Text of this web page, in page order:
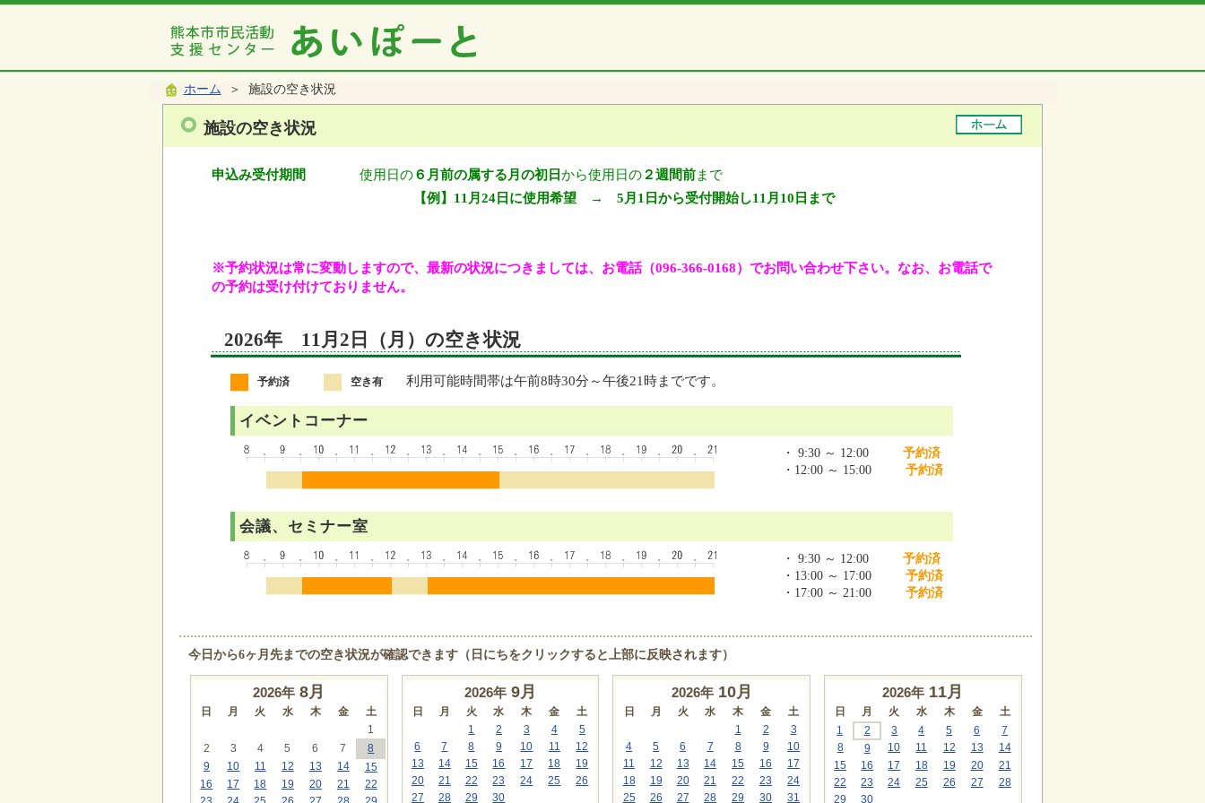
ホーム ＞ 施設の空き状況
施設の空き状況
申込み受付期間 使用日の６月前の属する月の初日から使用日の ２週間前まで
【例】11月24日に使用希望 → 5月1日から受付開始し11月10日まで
※予約状況は常に変動しますので、最新の状況につきましては、お電話（096-366-0168）でお問い合わせ下さい。なお、お電話で
の予約は受け付けておりません。
2026年 11月2日（月）の空き状況
予約済 空き有 利用可能時間帯は午前8時30分～午後21時までです。
イベントコーナー
・ 9:30 ～ 12:00
予約済
・12:00 ～ 15:00
予約済
会議、セミナー室
・ 9:30 ～ 12:00
予約済
・13:00 ～ 17:00
予約済
・17:00 ～ 21:00
予約済
今日から6ヶ月先までの空き状況が確認できます（日にちをクリックすると上部に反映されます）
2026年 8月
日 月 火 水 木 金
土
1
2
3 4 5 6 7
8
9
10 11 12 13 14
15
16
17 18 19 20 21
22
2026年 9月
日 月 火 水 木 金
土
1
2 3 4
5
6
7 8 9 10 11
12
13
14 15 16 17 18
19
20
21 22 23 24 25
26
27
28 29 30
2026年 10月
日 月 火 水 木 金
土
1
2
3
4
5 6 7 8 9
10
11
12 13 14 15 16
17
18
19 20 21 22 23
24
25
26 27 28 29 30 31
2026年 11月
日 月 火 水 木 金
土
1
2 3 4 5 6
7
8
9 10 11 12 13
14
15
16 17 18 19 20
21
22
23 24 25 26 27
28
29
30